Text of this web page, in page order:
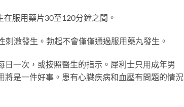
在服用藥片30至120分鐘之間。
刺激發生。勃起不會僅僅通過服用藥丸發生。
一次，或按照醫生的指示。犀利士只用成年男
是一件好事。患有心臟疾病和血壓有問題的情況